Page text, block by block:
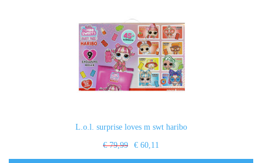
L.o.l. surprise loves m swt haribo
€ 79,99 € 60,11